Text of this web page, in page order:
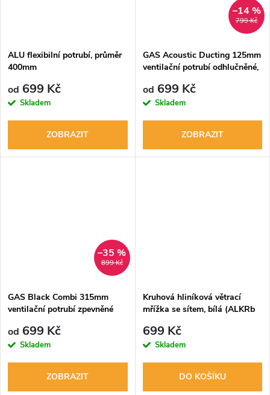
ALU flexibilní potrubí, průměr
400mm
od 699 Kč
Skladem
ZOBRAZIT
799 Kč
–14 %
GAS Acoustic Ducting 125mm
ventilační potrubí odhlučněné,
od 699 Kč
Skladem
ZOBRAZIT
899 Kč
–35 %
GAS Black Combi 315mm
ventilační potrubí zpevněné
od 699 Kč
Skladem
ZOBRAZIT
Kruhová hliníková větrací
mřížka se sítem, bílá (ALKRb
699 Kč
Skladem
DO KOŠÍKU